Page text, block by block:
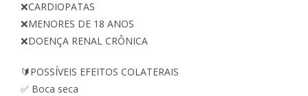
❌CARDIOPATAS
❌MENORES DE 18 ANOS
❌DOENÇA RENAL CRÔNICA
🔰POSSÍVEIS EFEITOS COLATERAIS
✅ Boca seca